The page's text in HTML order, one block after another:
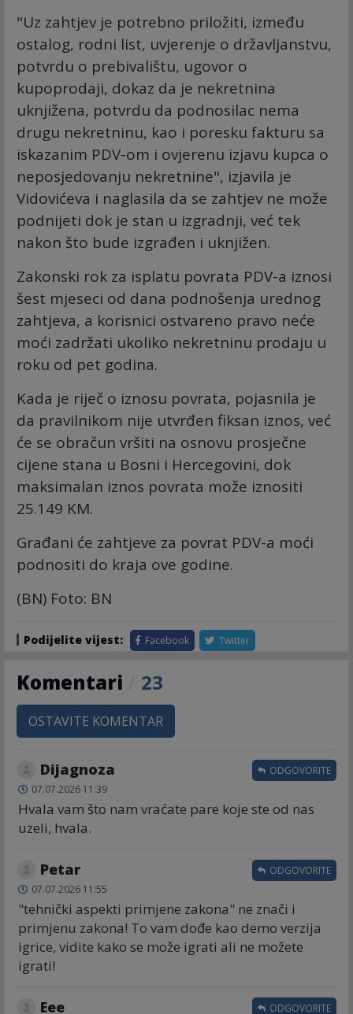
"Uz zahtjev je potrebno priložiti, između
ostalog, rodni list, uvjerenje o državljanstvu,
potvrdu o prebivalištu, ugovor o
kupoprodaji, dokaz da je nekretnina
uknjižena, potvrdu da podnosilac nema
drugu nekretninu, kao i poresku fakturu sa
iskazanim PDV-om i ovjerenu izjavu kupca o
neposjedovanju nekretnine", izjavila je
Vidovićeva i naglasila da se zahtjev ne može
podnijeti dok je stan u izgradnji, već tek
nakon što bude izgrađen i uknjižen.
Zakonski rok za isplatu povrata PDV-a iznosi
šest mjeseci od dana podnošenja urednog
zahtjeva, a korisnici ostvareno pravo neće
moći zadržati ukoliko nekretninu prodaju u
roku od pet godina.
Kada je riječ o iznosu povrata, pojasnila je
da pravilnikom nije utvrđen fiksan iznos, već
će se obračun vršiti na osnovu prosječne
cijene stana u Bosni i Hercegovini, dok
maksimalan iznos povrata može iznositi
25.149 KM.
Građani će zahtjeve za povrat PDV-a moći
podnositi do kraja ove godine.
(BN) Foto: BN
Podijelite vijest: Facebook Twitter
Komentari 23
OSTAVITE KOMENTAR
Dijagnoza
07.07.2026 11:39
Hvala vam što nam vraćate pare koje ste od nas
uzeli, hvala.
ODGOVORITE
Petar
07.07.2026 11:55
"tehnički aspekti primjene zakona" ne znači i
primjenu zakona! To vam dođe kao demo verzija
igrice, vidite kako se može igrati ali ne možete
igrati!
ODGOVORITE
Eee ODGOVORITE